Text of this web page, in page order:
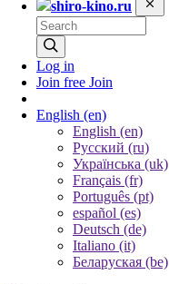
shiro-kino.ru
Log in
Join free Join
English (en)
English (en)
Русский (ru)
Українська (uk)
Français (fr)
Português (pt)
español (es)
Deutsch (de)
Italiano (it)
Беларуская (be)